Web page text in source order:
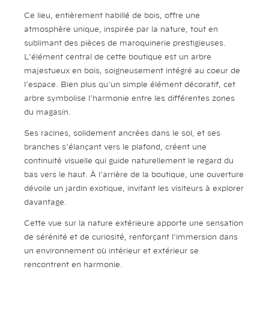
Ce lieu, entièrement habillé de bois, offre une
atmosphère unique, inspirée par la nature, tout en
sublimant des pièces de maroquinerie prestigieuses.
L’élément central de cette boutique est un arbre
majestueux en bois, soigneusement intégré au coeur de
l’espace. Bien plus qu’un simple élément décoratif, cet
arbre symbolise l’harmonie entre les différentes zones
du magasin.
Ses racines, solidement ancrées dans le sol, et ses
branches s’élançant vers le plafond, créent une
continuité visuelle qui guide naturellement le regard du
bas vers le haut. À l’arrière de la boutique, une ouverture
dévoile un jardin exotique, invitant les visiteurs à explorer
davantage.
Cette vue sur la nature extérieure apporte une sensation
de sérénité et de curiosité, renforçant l’immersion dans
un environnement où intérieur et extérieur se
rencontrent en harmonie.